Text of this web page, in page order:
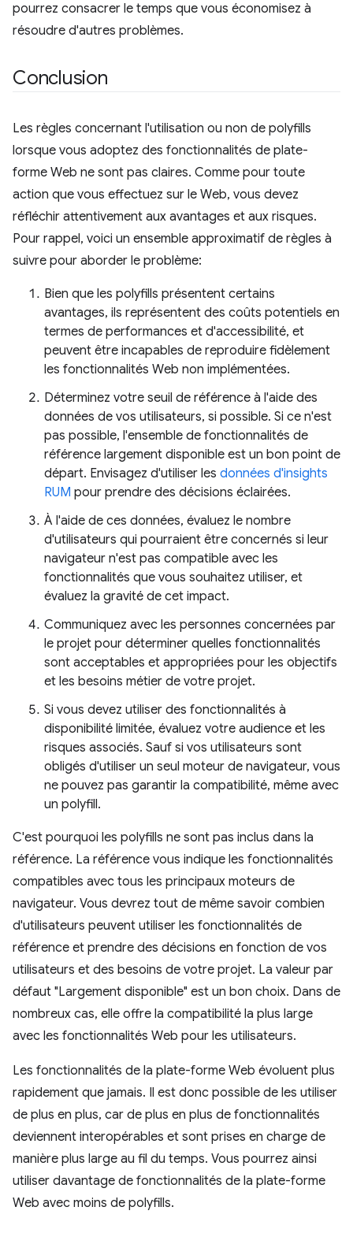
pourrez consacrer le temps que vous économisez à
résoudre d'autres problèmes.
Conclusion
Les règles concernant l'utilisation ou non de polyfills
lorsque vous adoptez des fonctionnalités de plate-
forme Web ne sont pas claires. Comme pour toute
action que vous effectuez sur le Web, vous devez
réfléchir attentivement aux avantages et aux risques.
Pour rappel, voici un ensemble approximatif de règles à
suivre pour aborder le problème:
Bien que les polyfills présentent certains
avantages, ils représentent des coûts potentiels en
termes de performances et d'accessibilité, et
peuvent être incapables de reproduire fidèlement
les fonctionnalités Web non implémentées.
Déterminez votre seuil de référence à l'aide des
données de vos utilisateurs, si possible. Si ce n'est
pas possible, l'ensemble de fonctionnalités de
référence largement disponible est un bon point de
départ. Envisagez d'utiliser les données d'insights
RUM pour prendre des décisions éclairées.
À l'aide de ces données, évaluez le nombre
d'utilisateurs qui pourraient être concernés si leur
navigateur n'est pas compatible avec les
fonctionnalités que vous souhaitez utiliser, et
évaluez la gravité de cet impact.
Communiquez avec les personnes concernées par
le projet pour déterminer quelles fonctionnalités
sont acceptables et appropriées pour les objectifs
et les besoins métier de votre projet.
Si vous devez utiliser des fonctionnalités à
disponibilité limitée, évaluez votre audience et les
risques associés. Sauf si vos utilisateurs sont
obligés d'utiliser un seul moteur de navigateur, vous
ne pouvez pas garantir la compatibilité, même avec
un polyfill.
C'est pourquoi les polyfills ne sont pas inclus dans la
référence. La référence vous indique les fonctionnalités
compatibles avec tous les principaux moteurs de
navigateur. Vous devrez tout de même savoir combien
d'utilisateurs peuvent utiliser les fonctionnalités de
référence et prendre des décisions en fonction de vos
utilisateurs et des besoins de votre projet. La valeur par
défaut "Largement disponible" est un bon choix. Dans de
nombreux cas, elle offre la compatibilité la plus large
avec les fonctionnalités Web pour les utilisateurs.
Les fonctionnalités de la plate-forme Web évoluent plus
rapidement que jamais. Il est donc possible de les utiliser
de plus en plus, car de plus en plus de fonctionnalités
deviennent interopérables et sont prises en charge de
manière plus large au fil du temps. Vous pourrez ainsi
utiliser davantage de fonctionnalités de la plate-forme
Web avec moins de polyfills.